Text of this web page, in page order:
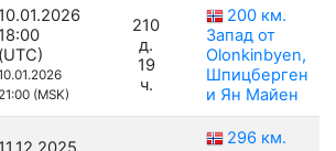
10.01.2026
18:00
(UTC)
21:00 (MSK)
210
д.
19
ч.
200 км.
Запад от
Olonkinbyen,
Шпицберген
и Ян Майен
296 км.